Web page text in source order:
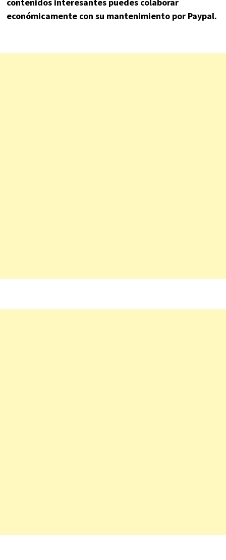
contenidos interesantes puedes colaborar
económicamente con su mantenimiento por Paypal.